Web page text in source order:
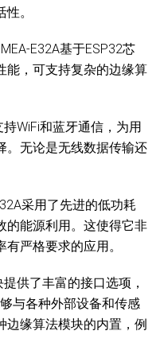
。
E32A基于ESP32芯
能，可支持复杂的边缘算
WiFi和蓝牙通信，为用
。无论是无线数据传输还
采用了先进的低功耗
的能源利用。这使得它非
严格要求的应用。
供了丰富的接口选项，
与各种外部设备和传感
边缘算法模块的内置，例